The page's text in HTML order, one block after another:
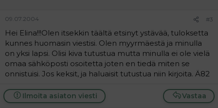
09.07.2004 #3
Hei Elina!!!Olen itsekkin täältä etsinyt ystävää, tuloksetta
kunnes huomasin viestisi. Olen myyrmäestä ja minulla
on yksi lapsi. Olisi kiva tutustua mutta minulla ei ole vielä
omaa sähköposti osoitetta joten en tiedä miten se
onnistuisi. Jos keksit, ja haluaisit tutustua niin kirjoita. Ä82
Vastaa
Ilmoita asiaton viesti